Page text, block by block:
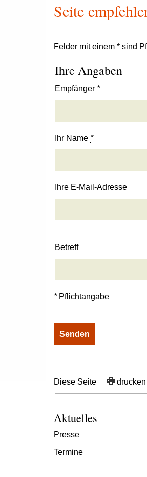
Seite
Felder mit einem * sind
Ihre Angaben
Empfänger *
Ihr Name *
Ihre E-Mail-Adresse
Betreff
*Pflichtangabe
Diese Seite drucken
Aktuelles
Presse
Termine